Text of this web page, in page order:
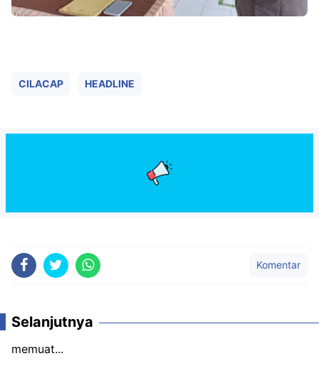
CILACAP HEADLINE
Komentar
Selanjutnya
memuat...